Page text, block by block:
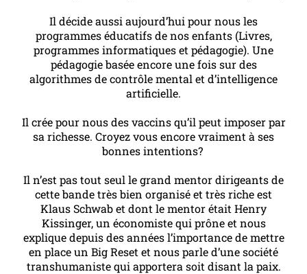
Il décide aussi aujourd’hui pour nous les
programmes éducatifs de nos enfants (Livres,
programmes informatiques et pédagogie). Une
pédagogie basée encore une fois sur des
algorithmes de contrôle mental et d’intelligence
artificielle.
Il crée pour nous des vaccins qu’il peut imposer par
sa richesse. Croyez vous encore vraiment à ses
bonnes intentions?
Il n’est pas tout seul le grand mentor dirigeants de
cette bande très bien organisé et très riche est
Klaus Schwab et dont le mentor était Henry
Kissinger, un économiste qui prône et nous
explique depuis des années l’importance de mettre
en place un Big Reset et nous parle d’une société
transhumaniste qui apportera soit disant la paix.